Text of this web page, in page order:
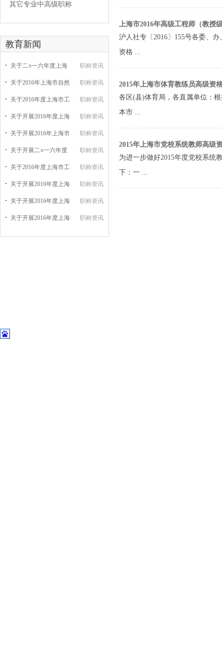
其它专业中高级职称
教育新闻
关于二○一六年度上海 职称资讯
关于2016年上海市自然 职称资讯
关于2016年度上海市工 职称资讯
关于开展2016年度上海 职称资讯
关于开展2016年上海市 职称资讯
关于开展二○一六年度 职称资讯
关于2016年度上海市工 职称资讯
关于开展2016年度上海 职称资讯
关于开展2016年度上海 职称资讯
关于开展2016年度上海 职称资讯
上海市2016年高级工程师（教授
沪人社专〔2016〕155号各委、
资格 ...
2015年上海市体育教练员高级资
各区(县)体育局，各直属单位：
本市 ...
2015年上海市党校系统教师高级
为进一步做好2015年度党校系统
下：一 ...